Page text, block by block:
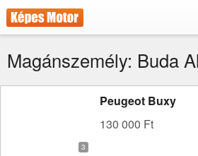
Magánszemély: Buda
Peugeot Buxy
130 000 Ft